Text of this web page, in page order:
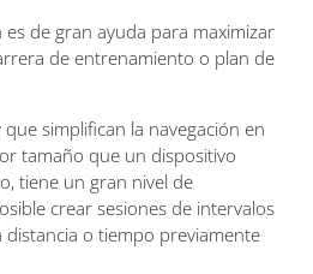
de gran ayuda para maximizar
de entrenamiento o plan de
que simplifican la navegación en
tamaño que un dispositivo
tiene un gran nivel de
crear sesiones de intervalos
distancia o tiempo previamente